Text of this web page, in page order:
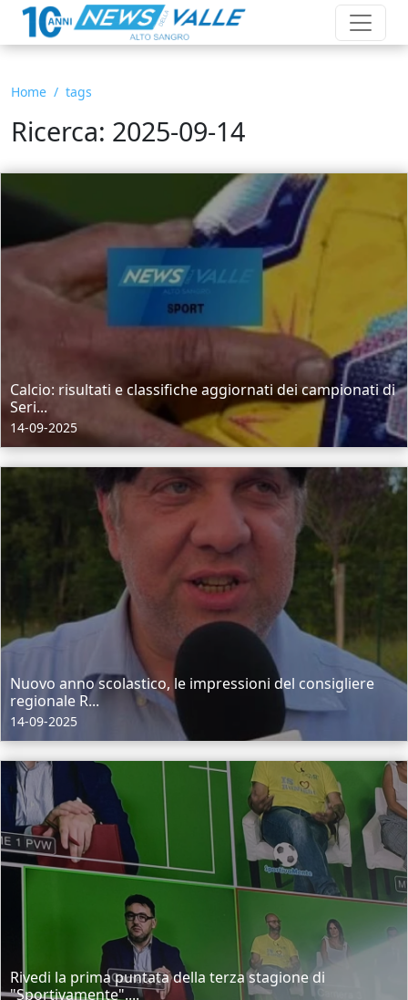
Home tags
Ricerca: 2025-09-14
Calcio: risultati e classifiche aggiornati dei campionati di
Seri...
14-09-2025
Nuovo anno scolastico, le impressioni del consigliere
regionale R...
14-09-2025
Rivedi la prima puntata della terza stagione di
"Sportivamente"....